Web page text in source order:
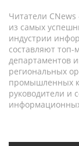
Читатели
из самых
индустрии
составляют
департаментов
региональных
промышленных
руководители и
информационных